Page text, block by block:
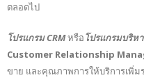
ตลอดไป
โปรแกรม CRMหรือโปรแกรมบริห
Customer Relationship
ขาย และคุณภาพการให้บริการเพิ่ม